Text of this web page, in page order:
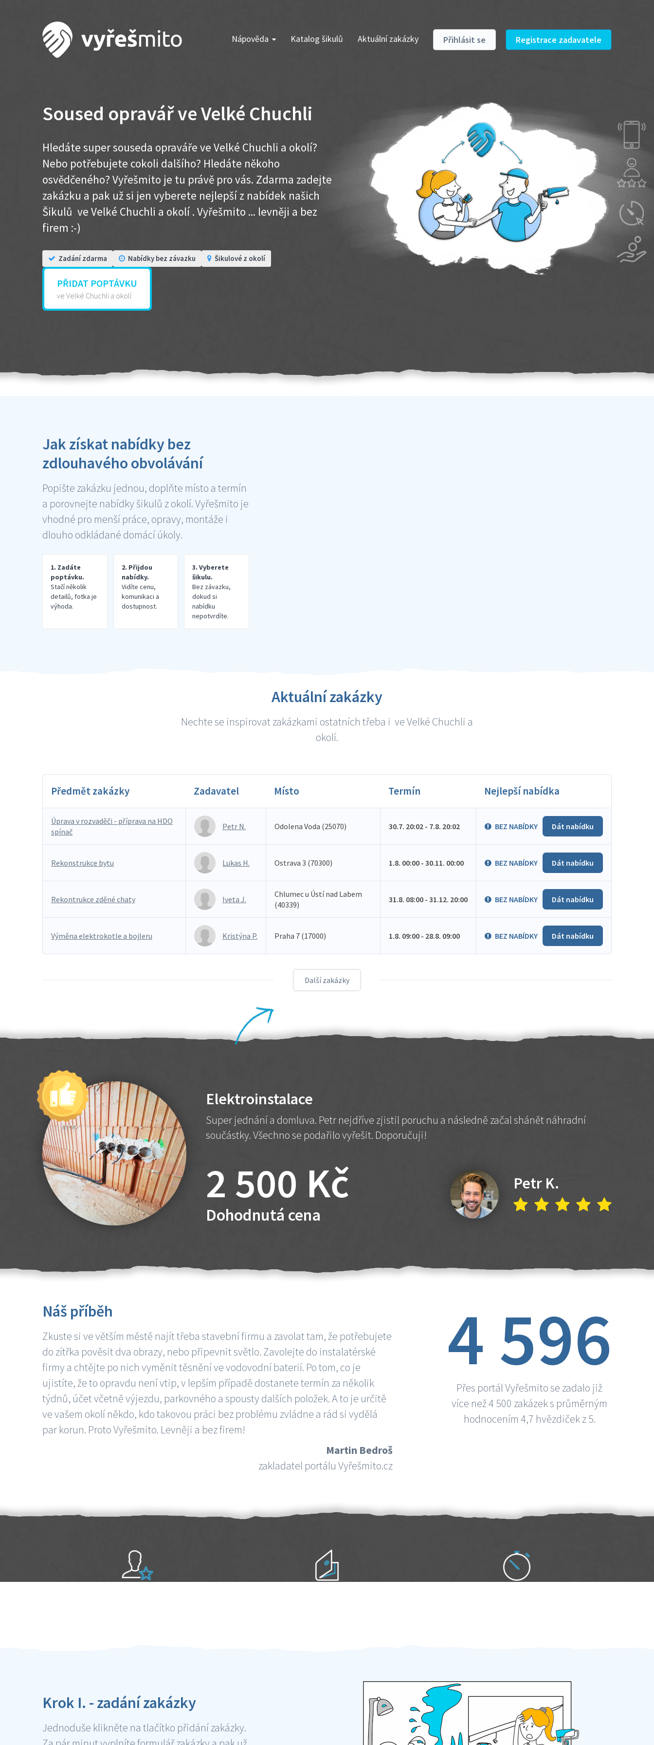
Nápověda Katalog šikulů Aktuální zakázky Přihlásit se Registrace zadavatele
Soused opravář ve Velké Chuchli
Hledáte super souseda opraváře ve Velké Chuchli a okolí?
Nebo potřebujete cokoli dalšího? Hledáte někoho
osvědčeného? Vyřešmito je tu právě pro vás. Zdarma zadejte
zakázku a pak už si jen vyberete nejlepší z nabídek našich
Šikulů ve Velké Chuchli a okolí . Vyřešmito ... levněji a bez
firem :-)
Zadání zdarma Nabídky bez závazku Šikulové z okolí
PŘIDAT POPTÁVKU
ve Velké Chuchli a okolí
Jak získat nabídky bez
zdlouhavého obvolávání
Popište zakázku jednou, doplňte místo a termín
a porovnejte nabídky šikulů z okolí. Vyřešmito je
vhodné pro menší práce, opravy, montáže i
dlouho odkládané domácí úkoly.
1. Zadáte
poptávku.
Stačí několik
detailů, fotka je
výhoda.
2. Přijdou
nabídky.
Vidíte cenu,
komunikaci a
dostupnost.
3. Vyberete
šikulu.
Bez závazku,
dokud si
nabídku
nepotvrdíte.
Aktuální zakázky
Nechte se inspirovat zakázkami ostatních třeba i ve Velké Chuchli a
okolí.
Předmět zakázky Zadavatel Místo Termín Nejlepší nabídka
Úprava v rozvaděči - příprava na HDO
spínač
Petr N. Odolena Voda (25070) 30.7. 20:02 - 7.8. 20:02 BEZ NABÍDKY Dát nabídku
Rekonstrukce bytu Lukas H. Ostrava 3 (70300) 1.8. 00:00 - 30.11. 00:00 BEZ NABÍDKY Dát nabídku
Rekontrukce zděné chaty Iveta J.
Chlumec u Ústí nad Labem
(40339)
31.8. 08:00 - 31.12. 20:00 BEZ NABÍDKY Dát nabídku
Výměna elektrokotle a bojleru Kristýna P. Praha 7 (17000) 1.8. 09:00 - 28.8. 09:00 BEZ NABÍDKY Dát nabídku
Další zakázky
Elektroinstalace
Super jednání a domluva. Petr nejdříve zjistil poruchu a následně začal shánět náhradní
součástky. Všechno se podařilo vyřešit. Doporučuji!
2 500 Kč
Dohodnutá cena
Petr K.
Náš příběh
Zkuste si ve větším městě najít třeba stavební firmu a zavolat tam, že potřebujete
do zítřka pověsit dva obrazy, nebo připevnit světlo. Zavolejte do instalatérské
firmy a chtějte po nich vyměnit těsnění ve vodovodní baterií. Po tom, co je
ujistíte, že to opravdu není vtip, v lepším případě dostanete termín za několik
týdnů, účet včetně výjezdu, parkovného a spousty dalších položek. A to je určitě
ve vašem okolí někdo, kdo takovou práci bez problému zvládne a rád si vydělá
par korun. Proto Vyřešmito. Levněji a bez firem!
Martin Bedroš
zakladatel portálu Vyřešmito.cz
4 596
Přes portál Vyřešmito se zadalo již
více než 4 500 zakázek s průměrným
hodnocením 4,7 hvězdiček z 5.
Krok I. - zadání zakázky
Jednoduše klikněte na tlačítko přidání zakázky.